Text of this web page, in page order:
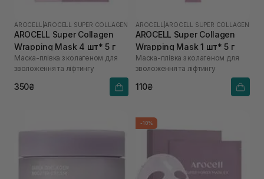
AROCELL AROCELL SUPER COLLAGEN
AROCELL Super Collagen
Wrapping Mask 4 шт* 5 г
Маска-плівка з колагеном для
зволоження та ліфтингу
350₴
AROCELL AROCELL SUPER COLLAGEN
AROCELL Super Collagen
Wrapping Mask 1 шт* 5 г
Маска-плівка з колагеном для
зволоження та ліфтингу
110₴
-10%